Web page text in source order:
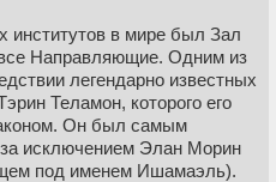
в мире был Зал
Направляющие. Одним из
легендарно известных
Теламон, которого его
Он был самым
исключением Элан Морин
под именем Ишамаэль).